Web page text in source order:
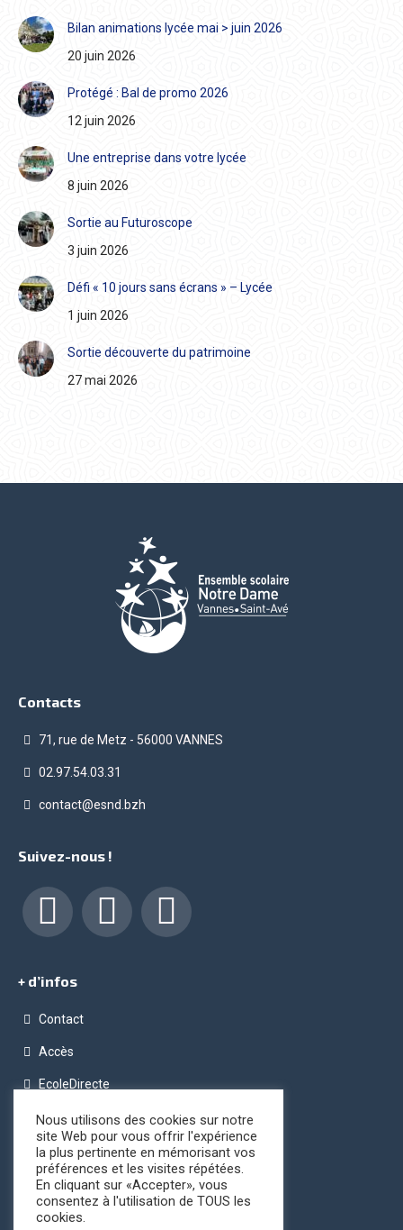
Bilan animations lycée mai > juin 2026
20 juin 2026
Protégé : Bal de promo 2026
12 juin 2026
Une entreprise dans votre lycée
8 juin 2026
Sortie au Futuroscope
3 juin 2026
Défi « 10 jours sans écrans » – Lycée
1 juin 2026
Sortie découverte du patrimoine
27 mai 2026
Contacts
71, rue de Metz - 56000 VANNES
02.97.54.03.31
contact@esnd.bzh
Suivez-nous !
Facebook LinkedIn Instagram
+ d’infos
Contact
Accès
EcoleDirecte
Programme OPC (Ordinateur Pour Chacun)
Conditions générales de vente
Registre public d’accessibilité
Nous utilisons des cookies sur notre
site Web pour vous offrir l'expérience
la plus pertinente en mémorisant vos
préférences et les visites répétées.
En cliquant sur «Accepter», vous
consentez à l'utilisation de TOUS les
cookies.